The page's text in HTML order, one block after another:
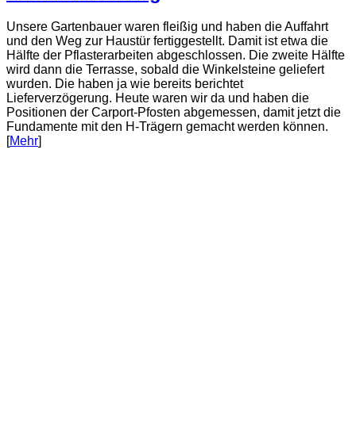
Unsere Gartenbauer waren fleißig und haben die Auffahrt
und den Weg zur Haustür fertiggestellt. Damit ist etwa die
Hälfte der Pflasterarbeiten abgeschlossen. Die zweite Hälfte
wird dann die Terrasse, sobald die Winkelsteine geliefert
wurden. Die haben ja wie bereits berichtet
Lieferverzögerung. Heute waren wir da und haben die
Positionen der Carport-Pfosten abgemessen, damit jetzt die
Fundamente mit den H-Trägern gemacht werden können.
[Mehr]